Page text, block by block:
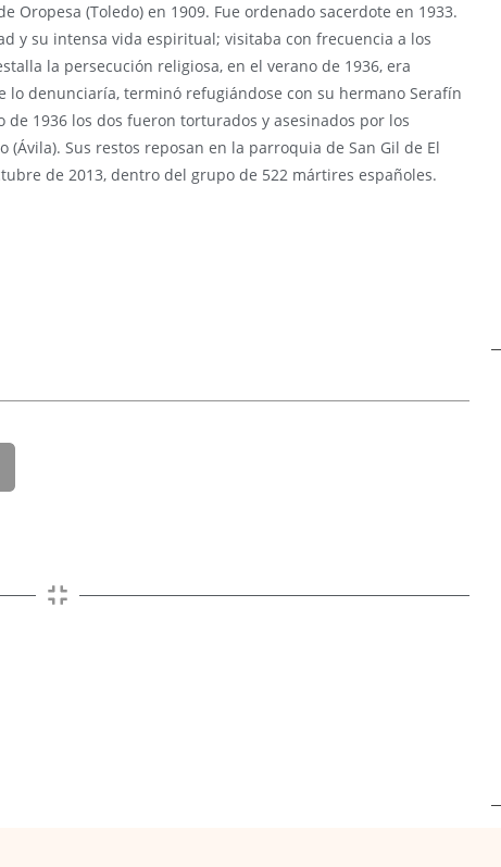
Oropesa (Toledo) en 1909. Fue ordenado sacerdote en 1933.
y su intensa vida espiritual; visitaba con frecuencia a los
la persecución religiosa, en el verano de 1936, era
lo denunciaría, terminó refugiándose con su hermano Serafín
1936 los dos fueron torturados y asesinados por los
Sus restos reposan en la parroquia de San Gil de El
de 2013, dentro del grupo de 522 mártires españoles.